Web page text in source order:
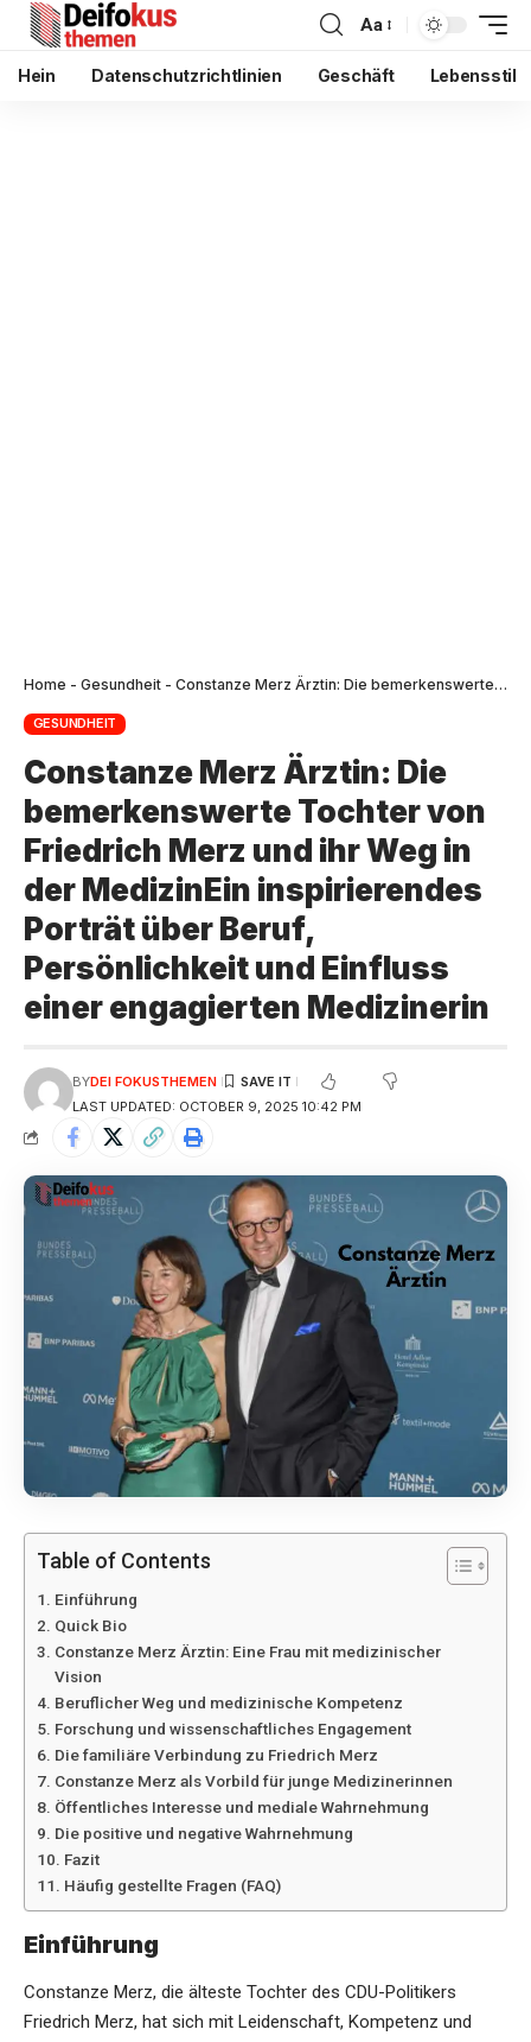
Aa
Hein Datenschutzrichtlinien Geschäft Lebensstil
Home - Gesundheit - Constanze Merz Ärztin: Die bemerkenswerte Tochter von Friedrich Merz und ihr Weg in der MedizinEin inspirierendes Porträt über Beruf, Persönlichkeit und Einfluss einer engagierten Medizinerin
GESUNDHEIT
Constanze Merz Ärztin: Die
bemerkenswerte Tochter von
Friedrich Merz und ihr Weg in
der MedizinEin inspirierendes
Porträt über Beruf,
Persönlichkeit und Einfluss
einer engagierten Medizinerin
LAST UPDATED: OCTOBER 9, 2025 10:42 PM
BYDEI FOKUSTHEMEN
Table of Contents
Einführung
Quick Bio
Constanze Merz Ärztin: Eine Frau mit medizinischer
Vision
Beruflicher Weg und medizinische Kompetenz
Forschung und wissenschaftliches Engagement
Die familiäre Verbindung zu Friedrich Merz
Constanze Merz als Vorbild für junge Medizinerinnen
Öffentliches Interesse und mediale Wahrnehmung
Die positive und negative Wahrnehmung
Fazit
Häufig gestellte Fragen (FAQ)
Einführung
Constanze Merz, die älteste Tochter des CDU-Politikers
Friedrich Merz, hat sich mit Leidenschaft, Kompetenz und